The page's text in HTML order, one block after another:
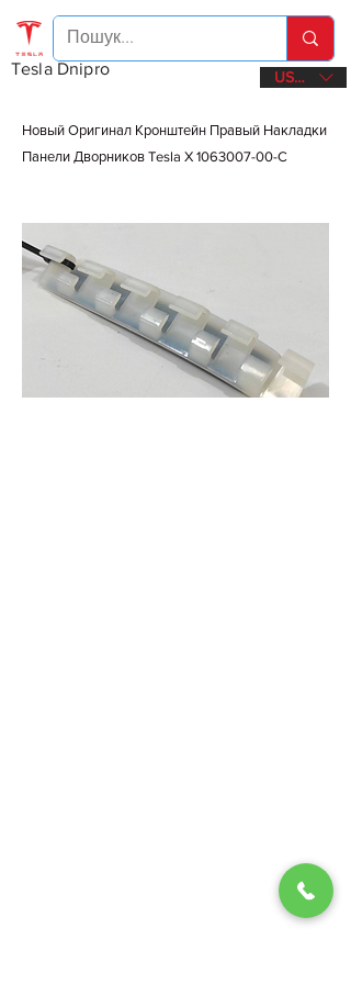
Tesla Dnipro USD ($)
Новый Оригинал Кронштейн Правый Накладки
Панели Дворников Tesla X 1063007-00-C